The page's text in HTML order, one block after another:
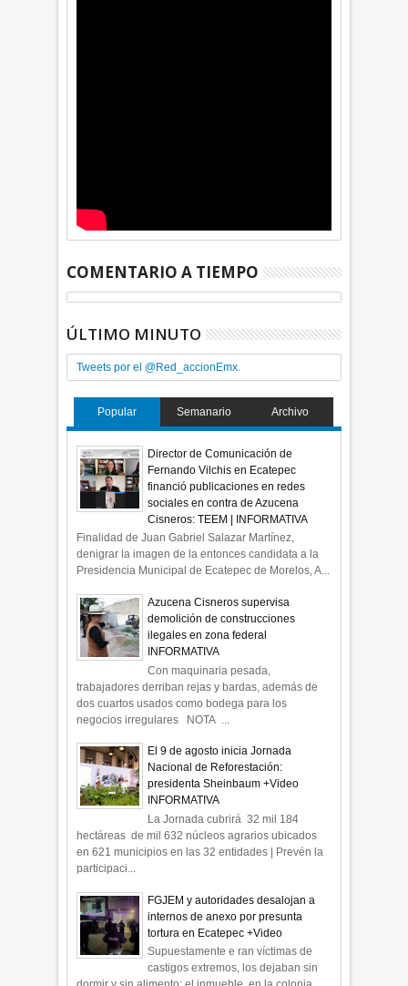
COMENTARIO A TIEMPO
ÚLTIMO MINUTO
Tweets por el @Red_accionEmx.
Popular Semanario Archivo
Director de Comunicación de
Fernando Vilchis en Ecatepec
financió publicaciones en redes
sociales en contra de Azucena
Cisneros: TEEM | INFORMATIVA
Finalidad de Juan Gabriel Salazar Martínez,
denigrar la imagen de la entonces candidata a la
Presidencia Municipal de Ecatepec de Morelos, A...
Azucena Cisneros supervisa
demolición de construcciones
ilegales en zona federal
INFORMATIVA
Con maquinaria pesada,
trabajadores derriban rejas y bardas, además de
dos cuartos usados como bodega para los
negocios irregulares NOTA ...
El 9 de agosto inicia Jornada
Nacional de Reforestación:
presidenta Sheinbaum +Video
INFORMATIVA
La Jornada cubrirá 32 mil 184
hectáreas de mil 632 núcleos agrarios ubicados
en 621 municipios en las 32 entidades | Prevén la
participaci...
FGJEM y autoridades desalojan a
internos de anexo por presunta
tortura en Ecatepec +Video
Supuestamente e ran víctimas de
castigos extremos, los dejaban sin